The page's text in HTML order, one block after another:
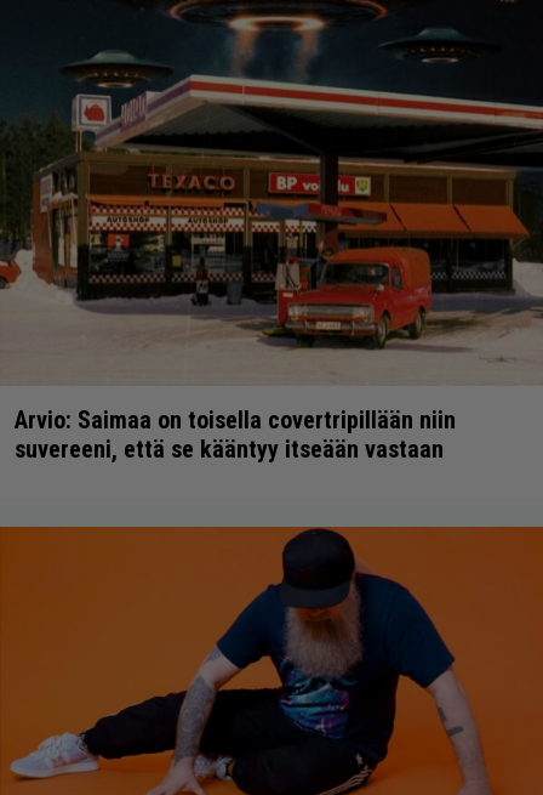
Arvio: Saimaa on toisella covertripillään niin
suvereeni, että se kääntyy itseään vastaan